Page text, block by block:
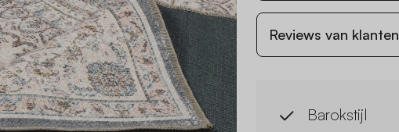
Reviews van klanten
Barokstijl